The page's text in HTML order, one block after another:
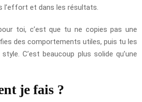
l’effort et dans les résultats.
toi, c’est que tu ne copies pas une
des comportements utiles, puis tu les
C’est beaucoup plus solide qu’une
je fais ?